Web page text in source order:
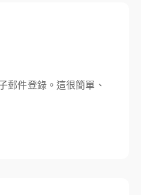
郵件登錄。這很簡單、